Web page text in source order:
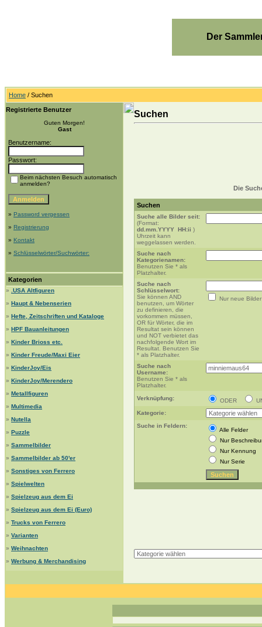
Der
Home / Suchen
Registrierte Benutzer
Guten Morgen!
Gast
Benutzername:
Passwort:
Beim nächsten Besuch automatisch
anmelden?
» Password vergessen
» Registrierung
» Kontakt
» Schlüsselwörter/Suchwörter:
Kategorien
»
.USA Altfiguren
» Haupt & Nebenserien
» Hefte, Zeitschriften und Kataloge
» HPF Bauanleitungen
» Kinder Brioss etc.
» Kinder Freude/Maxi Eier
» KinderJoy/Eis
» KinderJoy/Merendero
» Metallfiguren
» Multimedia
» Nutella
» Puzzle
» Sammelbilder
» Sammelbilder ab 50'er
» Sonstiges von Ferrero
» Spielwelten
» Spielzeug aus dem Ei
» Spielzeug aus dem Ei (Euro)
» Trucks von Ferrero
» Varianten
» Weihnachten
» Werbung & Merchandising
Suchen
Die
Suchen
Suche alle Bilder seit:
(Format:
dd.mm.YYYY HH:ii )
Uhrzeit kann
weggelassen werden.
Suche nach
Kategorienamen:
Benutzen Sie * als
Platzhalter.
Suche nach
Schlüsselwort:
Sie können AND
benutzen, um Wörter
zu definieren, die
vorkommen müssen,
OR für Wörter, die im
Resultat sein können
und NOT verbietet das
nachfolgende Wort im
Resultat. Benutzen Sie
* als Platzhalter.
Nur neue
Suche nach
Username:
Benutzen Sie * als
Platzhalter.
Verknüpfung:
ODER
Kategorie:
Suche in Feldern:
Alle Felder
Nur
Nur Kennung
Nur Serie